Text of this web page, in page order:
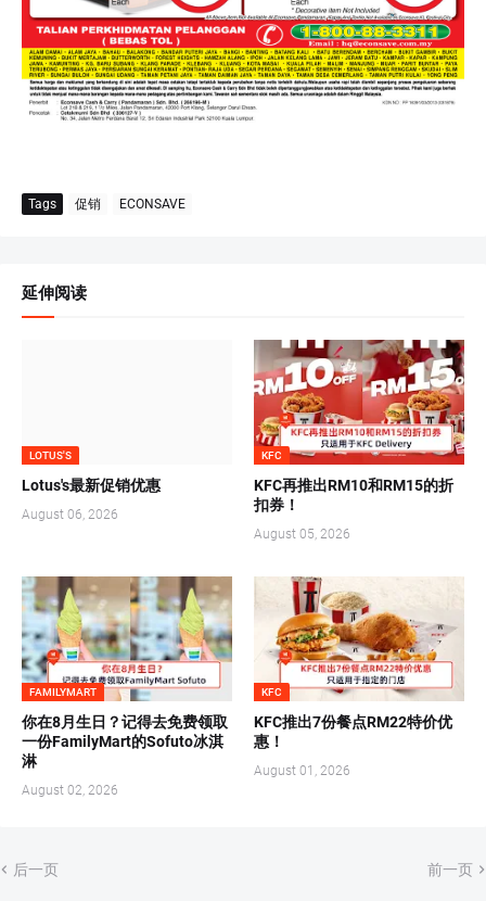
Tags 促销 ECONSAVE
延伸阅读
LOTUS'S
Lotus's最新促销优惠
August 06, 2026
KFC
KFC再推出RM10和RM15的折
扣券！
August 05, 2026
FAMILYMART
你在8月生日？记得去免费领取
一份FamilyMart的Sofuto冰淇
淋
August 02, 2026
KFC
KFC推出7份餐点RM22特价优
惠！
August 01, 2026
后一页 前一页